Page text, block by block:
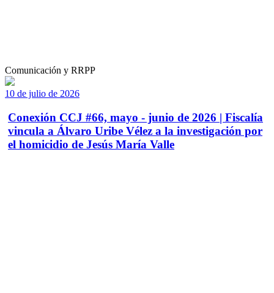
Comunicación y RRPP
10 de julio de 2026
Conexión CCJ #66, mayo - junio de 2026 | Fiscalía
vincula a Álvaro Uribe Vélez a la investigación por
el homicidio de Jesús María Valle